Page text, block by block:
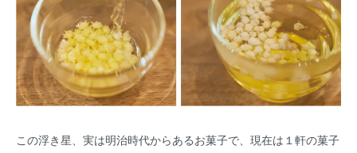
この浮き星、実は明治時代からあるお菓子で、現在は１軒の菓子